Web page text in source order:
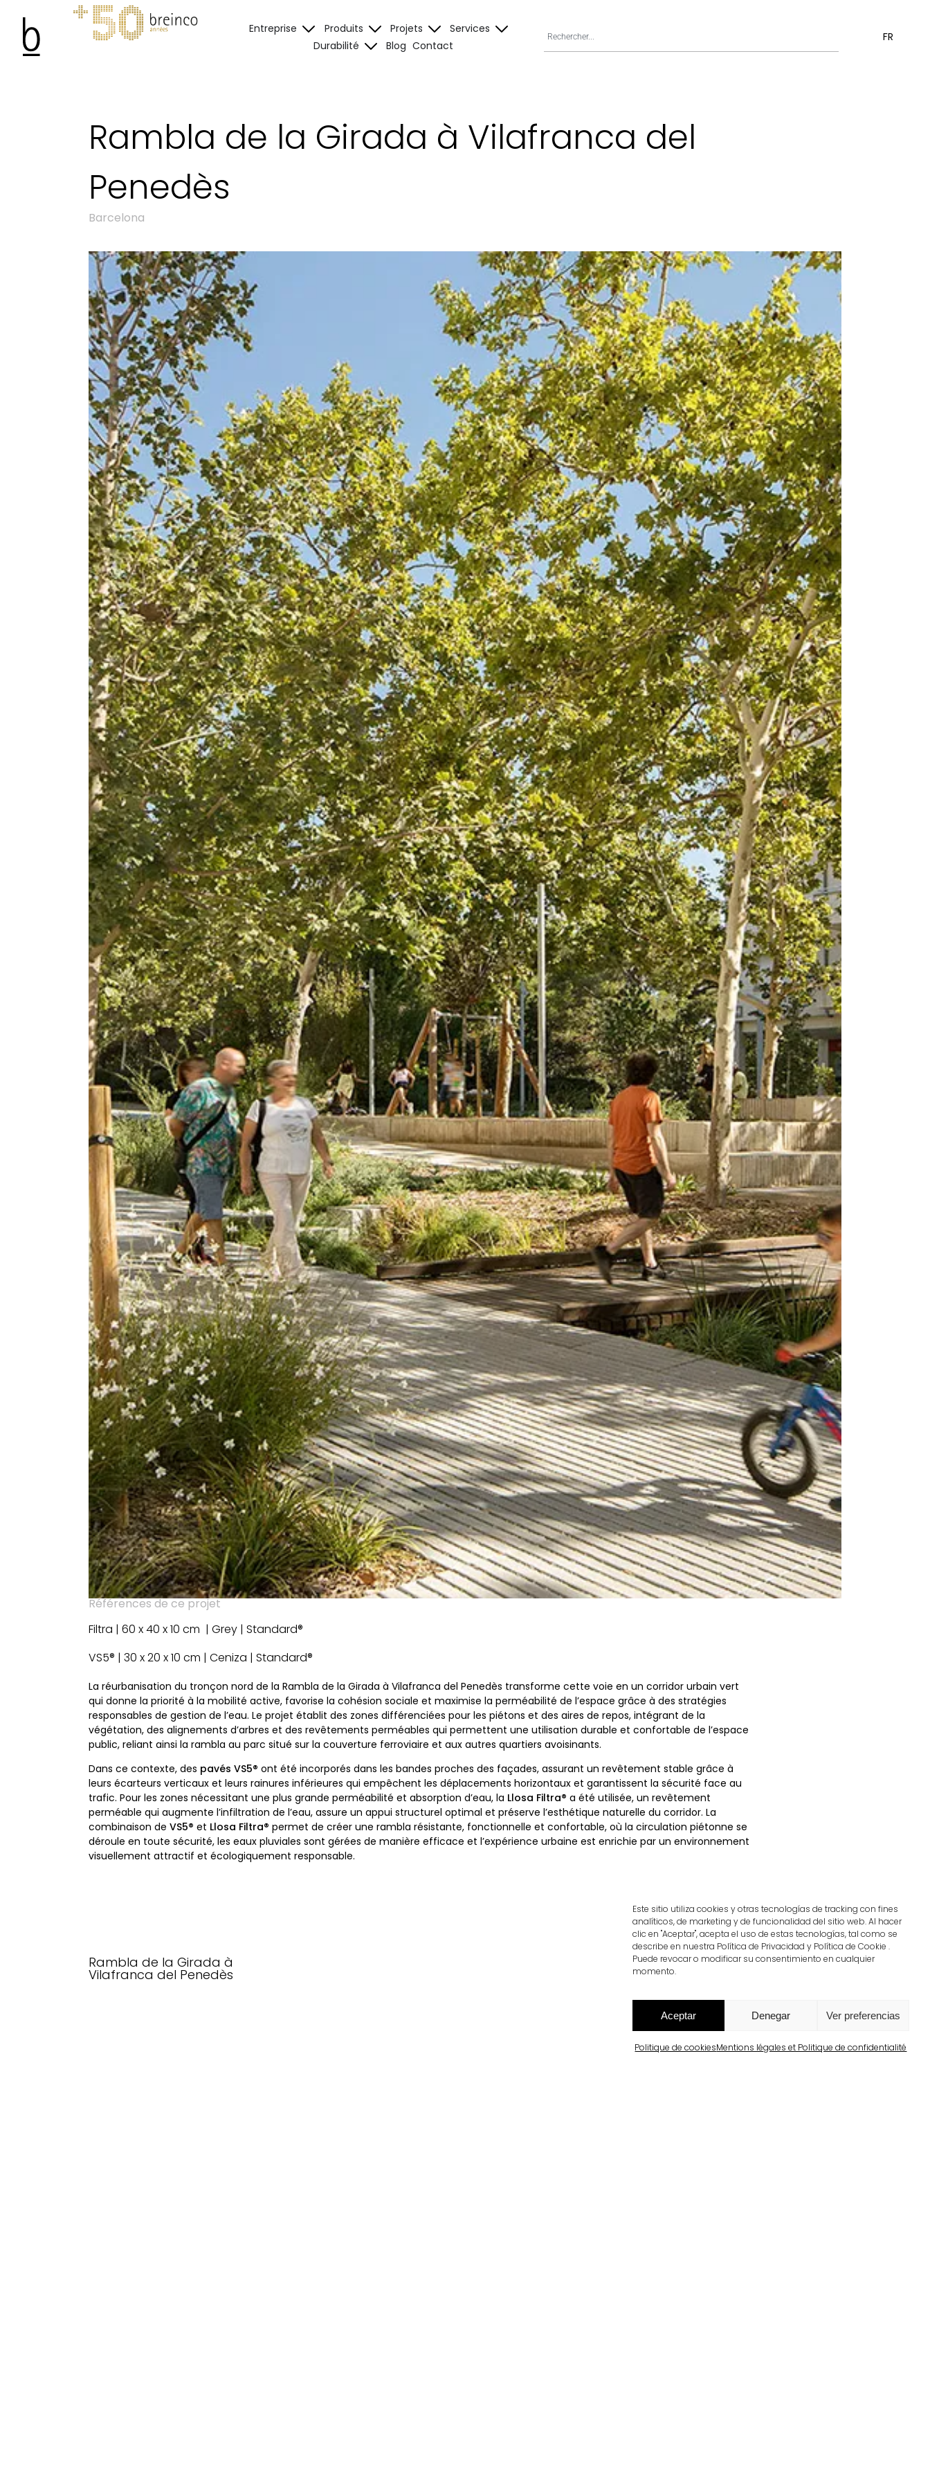
Este sitio utiliza cookies y otras tecnologías de tracking con fines
analíticos, de marketing y de funcionalidad del sitio web. Al hacer
clic en "Aceptar", acepta el uso de estas tecnologías, tal como se
describe en nuestra Política de Privacidad y Política de Cookie .
Puede revocar o modificar su consentimiento en cualquier
momento.
Aceptar Denegar Ver preferencias
Politique de cookiesMentions légales et Politique de confidentialité
Entreprise Produits Projets
Services
Durabilité
Blog Contact
FR
Rambla de la Girada à Vilafranca del
Penedès
Barcelona
Références de ce projet
Filtra | 60 x 40 x 10 cm | Grey | Standard®
VS5® | 30 x 20 x 10 cm | Ceniza | Standard®
La réurbanisation du tronçon nord de la Rambla de la Girada à Vilafranca del Penedès transforme cette voie en un corridor urbain vert
qui donne la priorité à la mobilité active, favorise la cohésion sociale et maximise la perméabilité de l’espace grâce à des stratégies
responsables de gestion de l’eau. Le projet établit des zones différenciées pour les piétons et des aires de repos, intégrant de la
végétation, des alignements d’arbres et des revêtements perméables qui permettent une utilisation durable et confortable de l’espace
public, reliant ainsi la rambla au parc situé sur la couverture ferroviaire et aux autres quartiers avoisinants.
Dans ce contexte, des pavés VS5® ont été incorporés dans les bandes proches des façades, assurant un revêtement stable grâce à
leurs écarteurs verticaux et leurs rainures inférieures qui empêchent les déplacements horizontaux et garantissent la sécurité face au
trafic. Pour les zones nécessitant une plus grande perméabilité et absorption d’eau, la Llosa Filtra® a été utilisée, un revêtement
perméable qui augmente l’infiltration de l’eau, assure un appui structurel optimal et préserve l’esthétique naturelle du corridor. La
combinaison de VS5® et Llosa Filtra® permet de créer une rambla résistante, fonctionnelle et confortable, où la circulation piétonne se
déroule en toute sécurité, les eaux pluviales sont gérées de manière efficace et l’expérience urbaine est enrichie par un environnement
visuellement attractif et écologiquement responsable.
Rambla de la Girada à
Vilafranca del Penedès